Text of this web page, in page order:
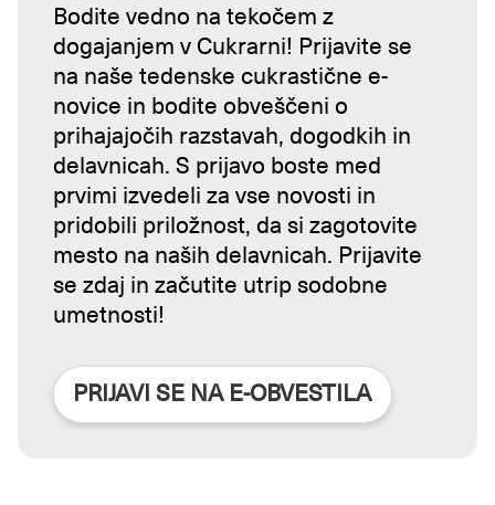
Bodite vedno na tekočem z
dogajanjem v Cukrarni! Prijavite se
na naše tedenske cukrastične e-
novice in bodite obveščeni o
prihajajočih razstavah, dogodkih in
delavnicah. S prijavo boste med
prvimi izvedeli za vse novosti in
pridobili priložnost, da si zagotovite
mesto na naših delavnicah. Prijavite
se zdaj in začutite utrip sodobne
umetnosti!
PRIJAVI SE NA E-OBVESTILA